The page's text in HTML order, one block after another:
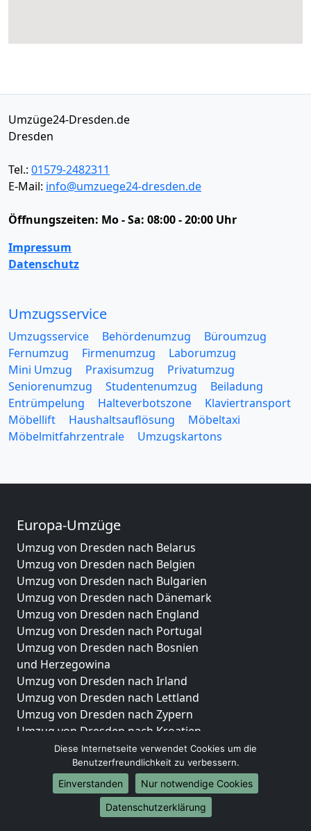
Umzüge24-Dresden.de
Dresden
Tel.: 01579-2482311
E-Mail: info@umzuege24-dresden.de
Öffnungszeiten: Mo - Sa: 08:00 - 20:00 Uhr
Impressum
Datenschutz
Umzugsservice
Umzugsservice Behördenumzug
Büroumzug
Fernumzug
Firmenumzug
Laborumzug
Mini Umzug
Praxisumzug
Privatumzug
Seniorenumzug
Studentenumzug
Beiladung
Entrümpelung
Halteverbotszone
Klaviertransport
Möbellift
Haushaltsauflösung
Möbeltaxi
Möbelmitfahrzentrale
Umzugskartons
Europa-Umzüge
Umzug von Dresden nach Belarus
Umzug von Dresden nach Belgien
Umzug von Dresden nach Bulgarien
Umzug von Dresden nach Dänemark
Umzug von Dresden nach England
Umzug von Dresden nach Portugal
Umzug von Dresden nach Bosnien
und Herzegowina
Umzug von Dresden nach Irland
Umzug von Dresden nach Lettland
Umzug von Dresden nach Zypern
Umzug von Dresden nach Kroatien
Umzug von Dresden nach Estland
Umzug von Dresden nach Finnland
Umzug von Dresden nach Frankreich
Umzug von Dresden nach Griechenland
Umzug von Dresden nach Italien
Diese Internetseite verwendet Cookies um die
Benutzerfreundlichkeit zu verbessern.
Einverstanden
Nur notwendige Cookies
Datenschutzerklärung